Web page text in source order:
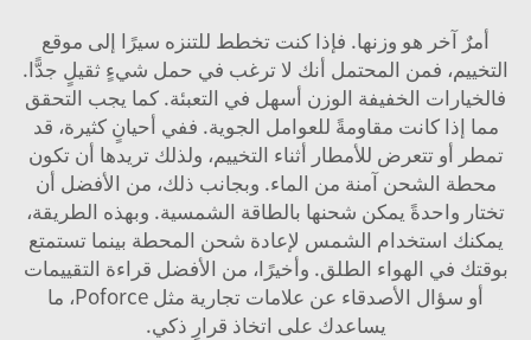
أمرٌ آخر هو وزنها. فإذا كنت تخطط للتنزه سيرًا إلى موقع
التخييم، فمن المحتمل أنك لا ترغب في حمل شيءٍ ثقيلٍ جدًّا.
فالخيارات الخفيفة الوزن أسهل في التعبئة. كما يجب التحقق
مما إذا كانت مقاومةً للعوامل الجوية. ففي أحيانٍ كثيرة، قد
تمطر أو تتعرض للأمطار أثناء التخييم، ولذلك تريدها أن تكون
محطة الشحن آمنة من الماء. وبجانب ذلك، من الأفضل أن
تختار واحدةً يمكن شحنها بالطاقة الشمسية. وبهذه الطريقة،
يمكنك استخدام الشمس لإعادة شحن المحطة بينما تستمتع
بوقتك في الهواء الطلق. وأخيرًا، من الأفضل قراءة التقييمات
أو سؤال الأصدقاء عن علامات تجارية مثل Poforce، ما
يساعدك على اتخاذ قرارٍ ذكي.